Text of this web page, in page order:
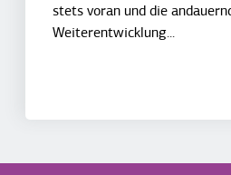
stets voran und die
Weiterentwicklung...